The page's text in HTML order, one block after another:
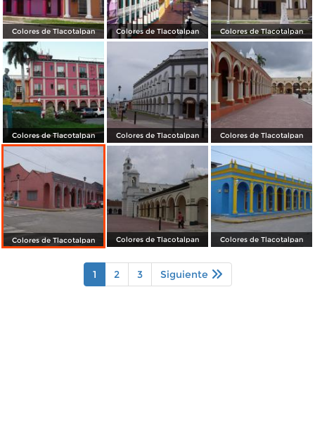
Colores de Tlacotalpan Colores de Tlacotalpan Colores de Tlacotalpan
Colores de Tlacotalpan Colores de Tlacotalpan Colores de Tlacotalpan
Colores de Tlacotalpan Colores de Tlacotalpan Colores de Tlacotalpan
1 2 3 Siguiente